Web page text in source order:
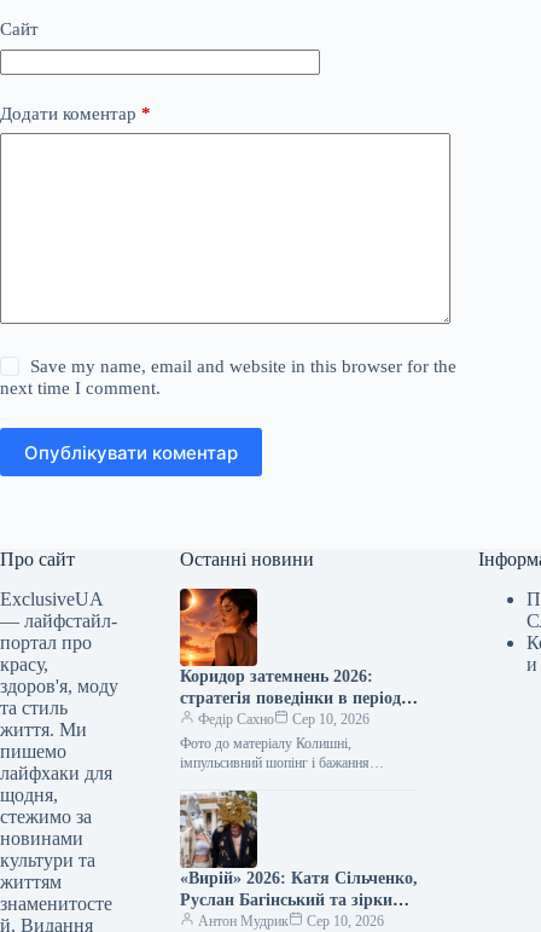
Сайт
Додати коментар *
Save my name, email and website in this browser for the
next time I comment.
Опублікувати коментар
Про сайт
ExclusiveUA
— лайфстайл-
портал про
красу,
здоров'я, моду
та стиль
життя. Ми
пишемо
лайфхаки для
щодня,
стежимо за
новинами
культури та
життям
знаменитосте
й. Видання
Останні новини
Коридор затемнень 2026:
стратегія поведінки в період з
12 до 28 серпня
Федір Сахно
Сер 10, 2026
Фото до матеріалу Колишні,
імпульсивний шопінг і бажання
на один з найбільш обговорюваних
астрологічних…
«Вирій» 2026: Катя Сільченко,
Руслан Багінський та зірки
стилю в найяскравіших
Антон Мудрик Сер 10, 2026
и